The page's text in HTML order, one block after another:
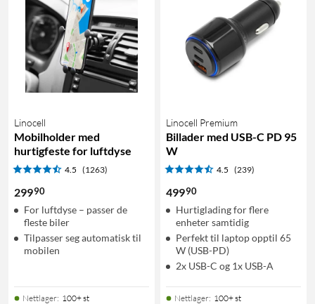
Linocell
Mobilholder med
hurtigfeste for luftdyse
4.5 (1263)
29990
For luftdyse – passer de
fleste biler
Tilpasser seg automatisk til
mobilen
Nettlager: 100+ st
Linocell Premium
Billader med USB-C PD 95
W
4.5 (239)
49990
Hurtiglading for flere
enheter samtidig
Perfekt til laptop opptil 65
W (USB-PD)
2x USB-C og 1x USB-A
Nettlager: 100+ st